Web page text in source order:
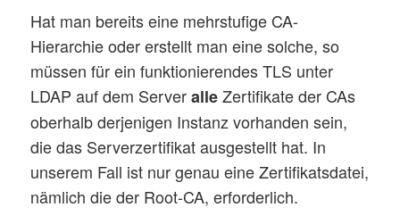
Hat man bereits eine mehrstufige CA-
Hierarchie oder erstellt man eine solche, so
müssen für ein funktionierendes TLS unter
LDAP auf dem ServeralleZertifikate der CAs
oberhalb derjenigen Instanz vorhanden sein,
die das Serverzertifikat ausgestellt hat. In
unserem Fall ist nur genau eine Zertifikatsdatei,
nämlich die der Root-CA, erforderlich.